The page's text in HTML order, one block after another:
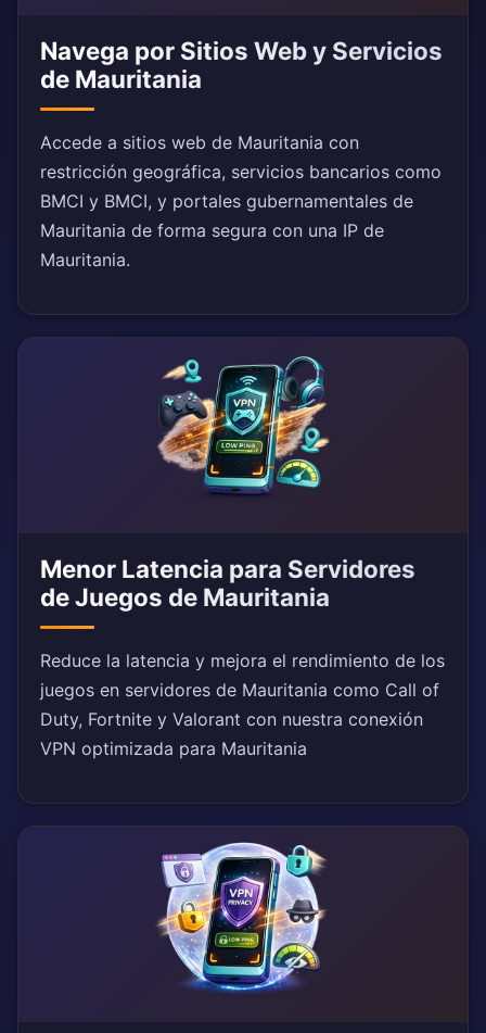
Navega por Sitios Web y Servicios
de Mauritania
Accede a sitios web de Mauritania con
restricción geográfica, servicios bancarios como
BMCI y BMCI, y portales gubernamentales de
Mauritania de forma segura con una IP de
Mauritania.
Menor Latencia para Servidores
de Juegos de Mauritania
Reduce la latencia y mejora el rendimiento de los
juegos en servidores de Mauritania como Call of
Duty, Fortnite y Valorant con nuestra conexión
VPN optimizada para Mauritania